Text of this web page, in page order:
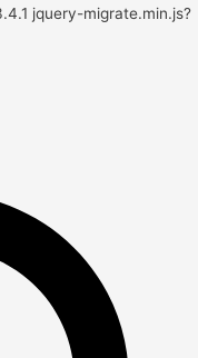
jquery-migrate.min.js?